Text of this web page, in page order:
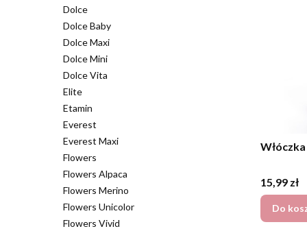
Dolce
Dolce Baby
Dolce Maxi
Dolce Mini
Dolce Vita
Elite
Etamin
Everest
Everest Maxi
Flowers
Flowers Alpaca
Flowers Merino
Flowers Unicolor
Flowers Vivid
Cena
15,99 zł
Do